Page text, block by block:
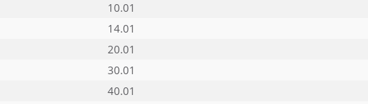
10.01
14.01
20.01
30.01
40.01